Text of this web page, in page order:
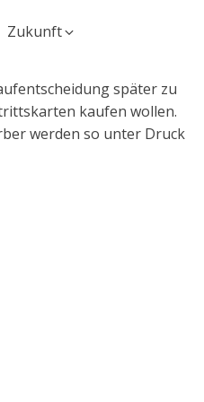
Zukunft
später zu
kaufen wollen.
werden so unter Druck